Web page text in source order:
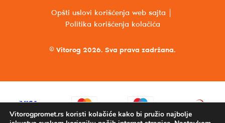
© Vitorog 2026. Sva prava zadržana.
Opšti uslovi korišćenja web sajta
Politika korišćenja kolačića
Vitorogpromet.rs koristi kolačiće kako bi pružio najbolje